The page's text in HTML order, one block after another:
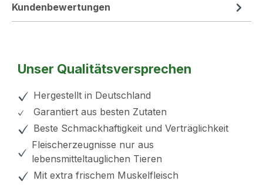
Kundenbewertungen
Unser Qualitätsversprechen
Hergestellt in Deutschland
Garantiert aus besten Zutaten
Beste Schmackhaftigkeit und Verträglichkeit
Fleischerzeugnisse nur aus
lebensmitteltauglichen Tieren
Mit extra frischem Muskelfleisch